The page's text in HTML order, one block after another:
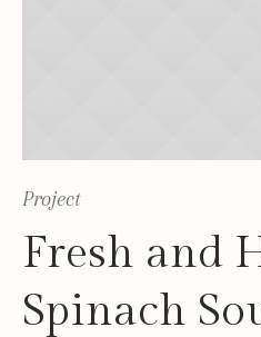
Project
Fresh and
Spinach